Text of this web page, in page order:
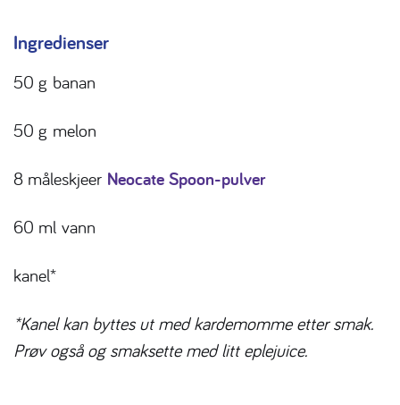
Ingredienser
50 g banan
50 g melon
8 måleskjeer Neocate Spoon-pulver
60 ml vann
kanel*
*Kanel kan byttes ut med kardemomme etter smak.
Prøv også og smaksette med litt eplejuice.